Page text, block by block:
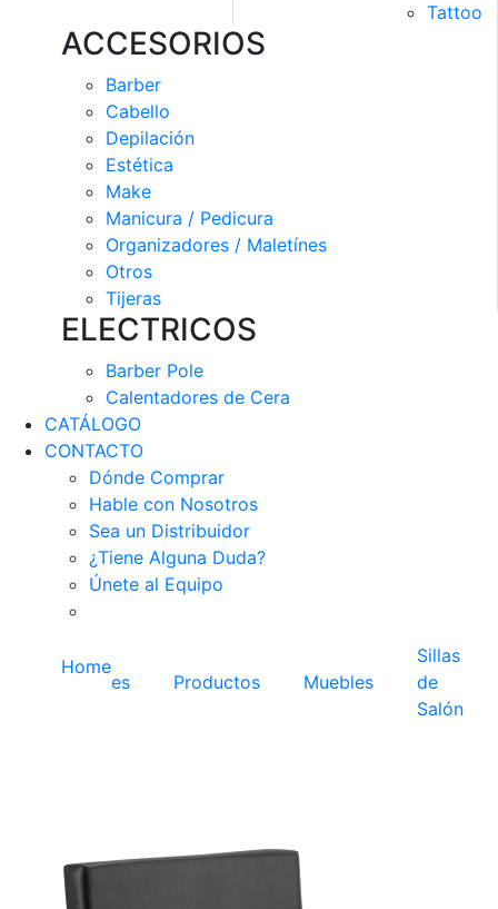
Tattoo
ACCESORIOS
Barber
Cabello
Depilación
Estética
Make
Manicura / Pedicura
Organizadores / Maletínes
Otros
Tijeras
ELECTRICOS
Barber Pole
Calentadores de Cera
CATÁLOGO
CONTACTO
Dónde Comprar
Hable con Nosotros
Sea un Distribuidor
¿Tiene Alguna Duda?
Únete al Equipo
Home
es Productos Muebles
Sillas
de
Salón